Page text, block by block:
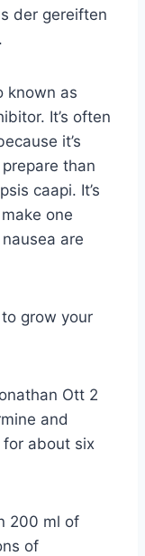
der gereiften
known as
It’s often
it’s
than
caapi. It’s
one
are
grow your
Ott 2
and
for about six
200 ml of
of